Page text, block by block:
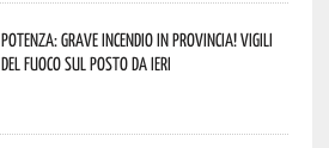
Potenza: grave incendio in Provincia! Vigili
del fuoco sul posto da ieri